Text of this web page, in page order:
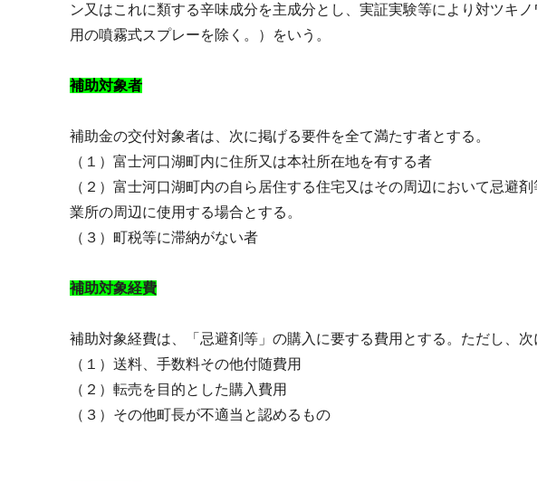
ン又はこれに類する辛味成分を主成分とし、実証実験等により対ツキ
用の噴霧式スプレーを除く。）をいう。
補助対象者
補助金の交付対象者は、次に掲げる要件を全て満たす者とする。
（１）富士河口湖町内に住所又は本社所在地を有する者
（２）富士河口湖町内の自ら居住する住宅又はその周辺において忌避
業所の周辺に使用する場合とする。
（３）町税等に滞納がない者
補助対象経費
補助対象経費は、「忌避剤等」の購入に要する費用とする。ただし、次
（１）送料、手数料その他付随費用
（２）転売を目的とした購入費用
（３）その他町長が不適当と認めるもの